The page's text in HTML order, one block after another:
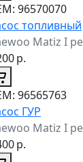
96570070
топливный
Matiz I
р.
96565763
ГУР
Matiz I
р.